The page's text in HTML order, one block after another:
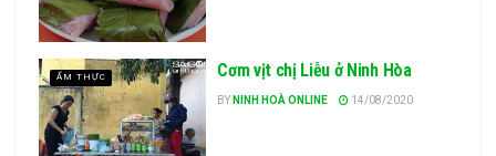
ẨM THỰC Cơm vịt chị Liễu ở Ninh Hòa
BY NINH HOÀ ONLINE 14/08/2020